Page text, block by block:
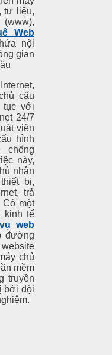
tư liệu,
Web
nội
gian
cấu
tục với
24/7
viên
hình
chống
này,
nhân
bị,
trả
một
kinh tế
web
đường
chủ
mềm
truyền
bởi đội